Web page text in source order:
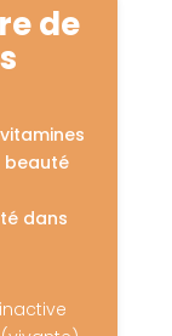
de
beauté
dans